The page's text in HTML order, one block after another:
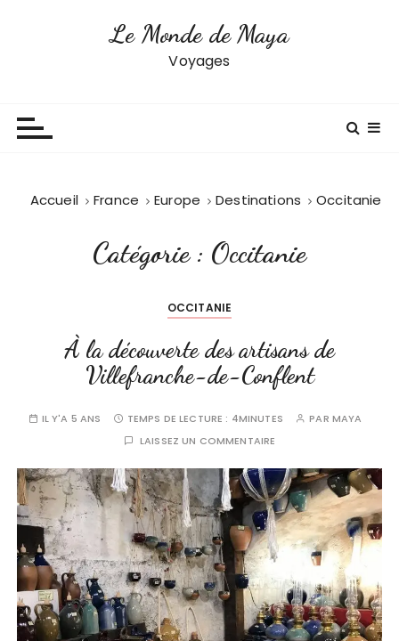
Le Monde de Maya
Voyages
Accueil France Europe Destinations Occitanie
Catégorie : Occitanie
OCCITANIE
À la découverte des artisans de
Villefranche-de-Conflent
IL Y'A 5 ANS TEMPS DE LECTURE : 4MINUTES PAR MAYA
LAISSEZ UN COMMENTAIRE